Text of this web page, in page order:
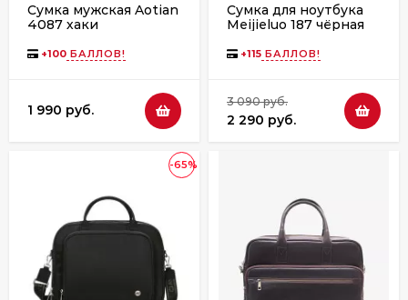
Сумка мужская Aotian
4087 хаки
+100 БАЛЛОВ!
1 990 руб.
Сумка для ноутбука
Meijieluo 187 чёрная
+115 БАЛЛОВ!
3 090 руб.
2 290 руб.
-65%